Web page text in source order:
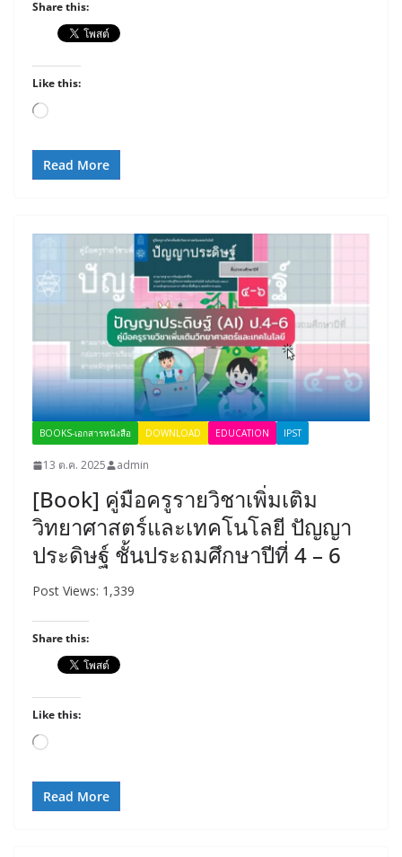
Share this:
Like this:
Loading…
Read More
BOOKS-เอกสารหนังสือ DOWNLOAD EDUCATION IPST
13 ต.ค. 2025 admin
[Book] คู่มือครูรายวิชาเพิ่มเติม
วิทยาศาสตร์และเทคโนโลยี ปัญญา
ประดิษฐ์ ชั้นประถมศึกษาปีที่ 4 – 6
Post Views: 1,339
Share this:
Like this:
Loading…
Read More